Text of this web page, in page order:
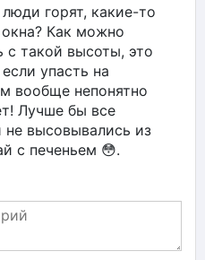
горят, какие-то
Как можно
с такой высоты, это
упасть на
вообще непонятно
Лучше бы все
высовывались из
с печеньем 😳.